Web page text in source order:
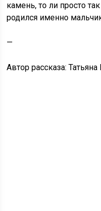
камень, то ли просто
родился именно
—
Автор рассказа: